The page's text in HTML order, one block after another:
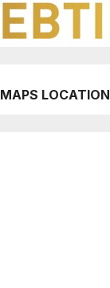
MAPS LOCATION